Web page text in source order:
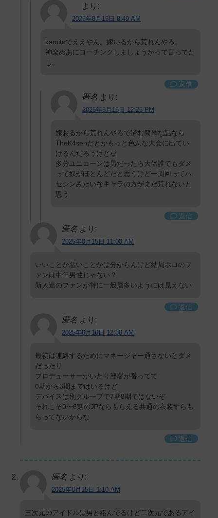
より:
2025年8月15日 8:49 AM
kamitoでええやん。嫁いるから荒れんやろ。
神楽めあにコーチングしましょうかって言ってた
し。
返信
匿名 より:
2025年8月15日 12:25 PM
嫁おるから荒れんやろで済む簡単な話なら
TheK4senだとかもっと色んな大会に出てい
けるんだろうけどな
多分ユニコーンは男だったら大体誰でもダメ
って奴がほとんどだと思うけど一周回ってハ
セシンみたいなキャラの方がまだ荒れないと
思う
返信
匿名 より:
2025年8月15日 11:08 AM
いいことか悪いことかは分からんけど結局ホロのフ
ァンは中年男性じゃない？
新人達のファンが特に一般層多いようには見えない
返信
匿名 より:
2025年8月16日 12:38 AM
最初は連絡するためにマネージャー通さないとダメ
だったり
プロデューサーがいたり部署が番ってて
0期から6期まではいるけど
デバイスは別グループで7期8期ではないぞ
それこそ0〜6期のJPならもらえる共通の衣装すらも
らってないからな
返信
匿名 より:
2025年8月15日 1:10 AM
三次元のアイドルは男と絡んでるけど二次元であるアイ